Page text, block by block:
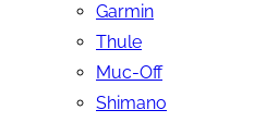
Garmin
Thule
Muc-Off
Shimano